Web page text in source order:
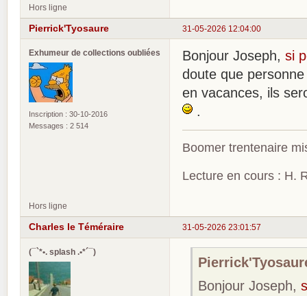
Hors ligne
31-05-2026 12:04:00
Pierrick'Tyosaure
Exhumeur de collections oubliées
Inscription : 30-10-2016
Messages : 2 514
Bonjour Joseph, si
doute que
en vacances, ils
.
Boomer trentenaire
Lecture en cours : H.
Hors ligne
31-05-2026 23:01:57
Charles le Téméraire
(¯`*•. splash .•*´¯)
Bonjour Joseph,